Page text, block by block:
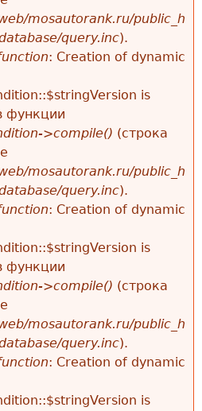
mosautorank.ru/public_h
query.inc).
: Creation of dynamic
is
функции
>compile() (строка
mosautorank.ru/public_h
query.inc).
: Creation of dynamic
is
функции
>compile() (строка
mosautorank.ru/public_h
query.inc).
: Creation of dynamic
is